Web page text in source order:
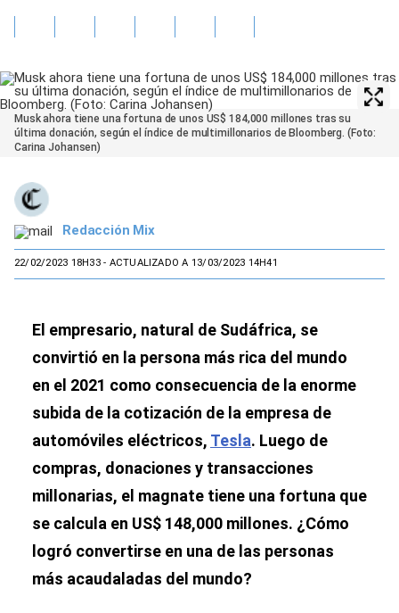
Musk ahora tiene una fortuna de unos US$ 184,000 millones tras su
última donación, según el índice de multimillonarios de Bloomberg. (Foto:
Carina Johansen)
Redacción Mix
22/02/2023 18H33- ACTUALIZADO A 13/03/2023 14H41
El empresario, natural de Sudáfrica, se
convirtió en la persona más rica del mundo
en el 2021 como consecuencia de la enorme
subida de la cotización de la empresa de
automóviles eléctricos, Tesla. Luego de
compras, donaciones y transacciones
millonarias, el magnate tiene una fortuna que
se calcula en US$ 148,000 millones. ¿Cómo
logró convertirse en una de las personas
más acaudaladas del mundo?